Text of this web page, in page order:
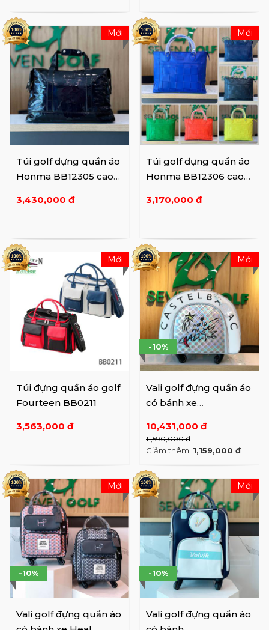
Túi golf đựng quần áo
Honma BB12305 cao
3,430,000 đ
Mới
Túi golf đựng quần áo
Honma BB12306 cao
3,170,000 đ
Mới
Túi đựng quần áo golf
Fourteen BB0211
3,563,000 đ
Mới
Vali golf đựng quần áo
có bánh xe
GB703
10,431,000 đ
11,590,000 đ
-10%
Giảm thêm: 1,159,000 đ
Mới
Vali golf đựng quần áo
-10%
Mới
Vali golf đựng quần áo
-10%
Mới